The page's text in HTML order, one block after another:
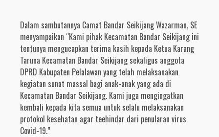
Dalam sambutannya Camat Bandar Seikijang Wazarman, SE
menyampaikan “Kami pihak Kecamatan Bandar Seikijang ini
tentunya mengucapkan terima kasih kepada Ketua Karang
Taruna Kecamatan Bandar Seikijang sekaligus anggota
DPRD Kabupaten Pelalawan yang telah melaksanakan
kegiatan sunat massal bagi anak-anak yang ada di
Kecamatan Bandar Seikijang. Kami juga mengingatkan
kembali kepada kita semua untuk selalu melaksanakan
protokol kesehatan agar teehindar dari penularan virus
Covid-19.”